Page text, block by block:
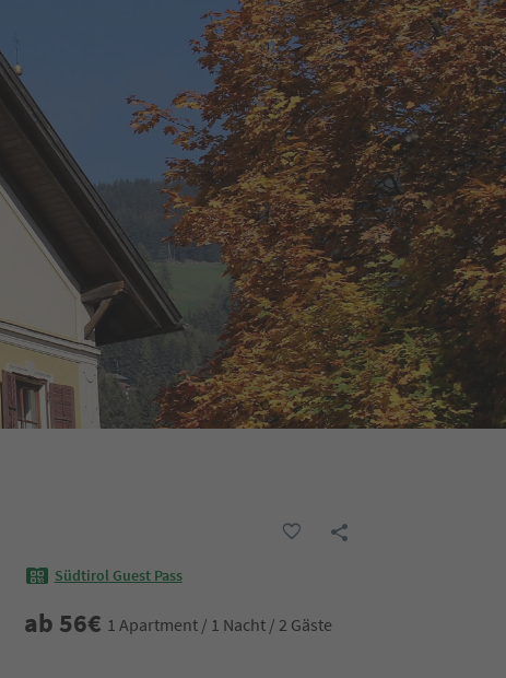
Südtirol Guest Pass
ab 56€ 1 Apartment / 1 Nacht / 2 Gäste